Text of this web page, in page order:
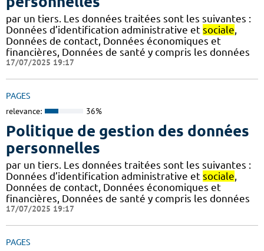
par un tiers. Les données traitées sont les suivantes :
Données d’identification administrative et sociale,
Données de contact, Données économiques et
financières, Données de santé y compris les données
17/07/2025 19:17
PAGES
relevance: 36%
Politique de gestion des données
personnelles
par un tiers. Les données traitées sont les suivantes :
Données d’identification administrative et sociale,
Données de contact, Données économiques et
financières, Données de santé y compris les données
17/07/2025 19:17
PAGES